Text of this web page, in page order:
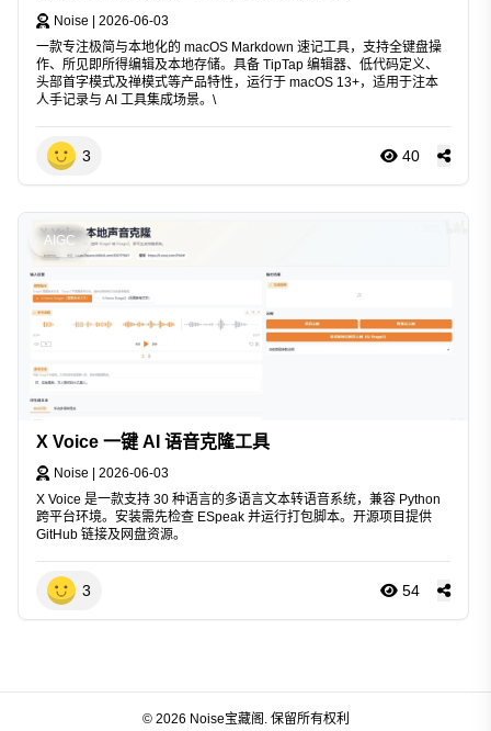
Noise
2026-06-03
一款专注极简与本地化的 macOS Markdown 速记工具，支持全键盘操
作、所见即所得编辑及本地存储。具备 TipTap 编辑器、低代码定义、
头部首字模式及禅模式等产品特性，运行于 macOS 13+，适用于注本
人手记录与 AI 工具集成场景。\
3 40
AIGC
X Voice 一键 AI 语音克隆工具
Noise | 2026-06-03
X Voice 是一款支持 30 种语言的多语言文本转语音系统，兼容 Python
跨平台环境。安装需先检查 ESpeak 并运行打包脚本。开源项目提供
GitHub 链接及网盘资源。
3 54
© 2026 Noise宝藏阁. 保留所有权利